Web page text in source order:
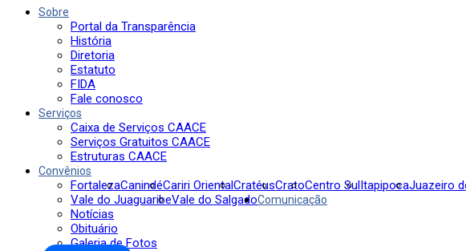
Sobre
Portal da Transparência
História
Diretoria
Estatuto
FIDA
Fale conosco
Serviços
Caixa de Serviços CAACE
Serviços Gratuitos CAACE
Estruturas CAACE
Convênios
FortalezaCanindéCariri OrientalCratéusCratoCentro SulItapipocaJuazeiro
Vale do JuaguaribeVale do SalgadoComunicação
Notícias
Obituário
Galeria de Fotos